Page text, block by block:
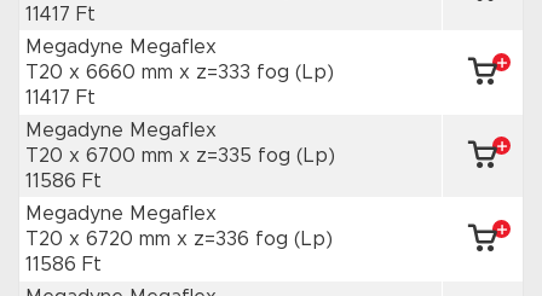
11417 Ft
Megadyne Megaflex
T20 x 6660 mm x z=333 fog (Lp)
11417 Ft
Megadyne Megaflex
T20 x 6700 mm x z=335 fog (Lp)
11586 Ft
Megadyne Megaflex
T20 x 6720 mm x z=336 fog (Lp)
11586 Ft